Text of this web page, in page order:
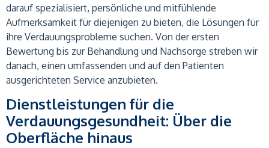
darauf spezialisiert, persönliche und mitfühlende
Aufmerksamkeit für diejenigen zu bieten, die Lösungen für
ihre Verdauungsprobleme suchen. Von der ersten
Bewertung bis zur Behandlung und Nachsorge streben wir
danach, einen umfassenden und auf den Patienten
ausgerichteten Service anzubieten.
Dienstleistungen für die
Verdauungsgesundheit: Über die
Oberfläche hinaus